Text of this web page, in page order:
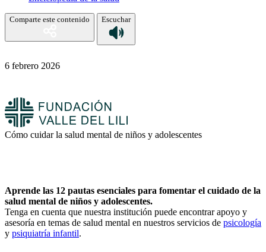
Comparte este contenido Escuchar
6 febrero 2026
Cómo cuidar la salud mental de niños y adolescentes
Aprende las 12 pautas esenciales para fomentar el cuidado de la
salud mental de niños y adolescentes.
Tenga en cuenta que nuestra institución puede encontrar apoyo y
asesoría en temas de salud mental en nuestros servicios de psicología
y psiquiatría infantil.